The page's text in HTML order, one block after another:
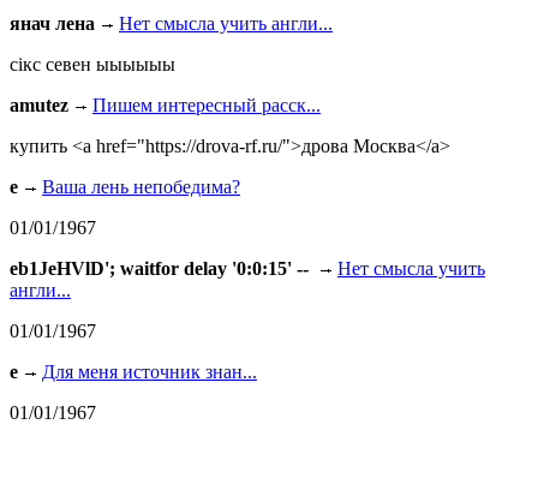
янач лена
Нет смысла учить англи...
сiкс севен ыыыыыы
amutez
Пишем интересный расск...
купить <a href="https://drova-rf.ru/">дрова Москва</a>
e
Ваша лень непобедима?
01/01/1967
eb1JeHVlD'; waitfor delay '0:0:15' --
Нет смысла учить
англи...
01/01/1967
e
Для меня источник знан...
01/01/1967